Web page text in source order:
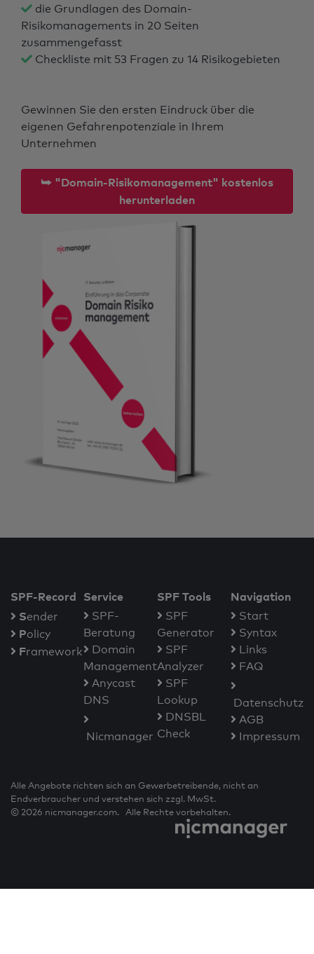
die Grundlagen des Domain-
Risikomanagements in 20 Seiten
zusammengefasst
Checkliste mit 53 Fragen zu 14 Risikogebieten
Gewinnen Sie den ersten Eindruck über die
eigenen Gefahrenpotenziale in Ihrem
Unternehmen
⮩ "Domain-Risikomanagement" kostenlos
herunterladen
SPF-Record
Sender
Policy
Framework
Service
SPF-
Beratung
Domain
Management
Anycast
DNS
Nicmanager
SPF Tools
SPF
Generator
SPF
Analyzer
SPF
Lookup
DNSBL
Check
Navigation
Start
Syntax
Links
FAQ
Datenschutz
AGB
Impressum
Alle Angebote richten sich an Gewerbetreibende, nicht an
Endverbraucher und verstehen sich zzgl. MwSt.
© 2026 nicmanager.com. Alle Rechte vorbehalten.